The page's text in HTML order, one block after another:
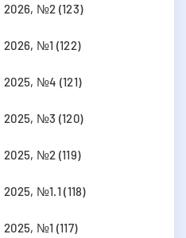
№2 (123)
№1 (122)
№4 (121)
№3 (120)
№2 (119)
№1.1 (118)
№1 (117)